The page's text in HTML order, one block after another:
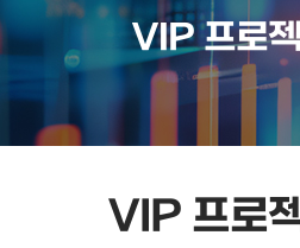
VIP 프로
VIP 프로